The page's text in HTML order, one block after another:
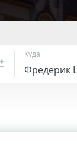
Куда